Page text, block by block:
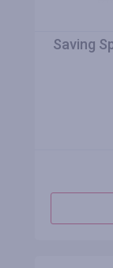
Saving